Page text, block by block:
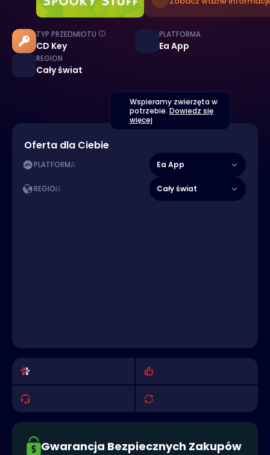
TYP PRZEDMIOTU
CD Key
PLATFORMA
Ea App
REGION
Cały świat
Wspieramy zwierzęta w
potrzebie. Dowiedz się
więcej
Oferta dla Ciebie
PLATFORMA Ea App
REGION Cały świat
Gwarancja Bezpiecznych Zakupów